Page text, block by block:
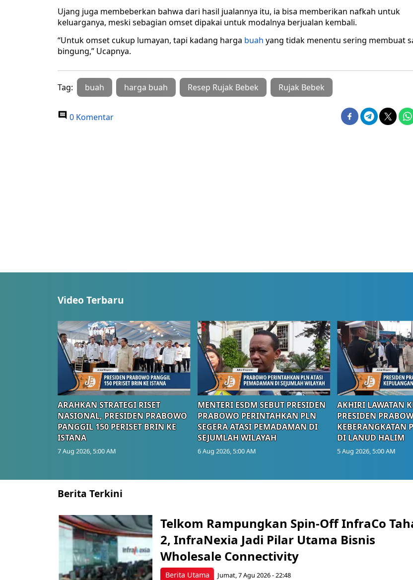
Ujang juga membeberkan bahwa dari hasil jualannya itu, ia bisa memberikan nafkah untuk
keluarganya, meski sebagian omset dipakai untuk modalnya berjualan kembali.
“Untuk omset cukup lumayan, tapi kadang harga buah yang tidak menentu sering membuat
bingung,” Ucapnya.
Tag: buah harga buah Resep Rujak Bebek Rujak Bebek
0 Komentar
Video Terbaru
ARAHKAN STRATEGI RISET
NASIONAL, PRESIDEN PRABOWO
PANGGIL 150 PERISET BRIN KE
ISTANA
7 Aug 2026, 5:00 AM
MENTERI ESDM SEBUT PRESIDEN
PRABOWO PERINTAHKAN PLN
SEGERA ATASI PEMADAMAN DI
SEJUMLAH WILAYAH
6 Aug 2026, 5:00 AM
AKHIRI LAWATAN
PRESIDEN
KEBERANGKATAN
DI LANUD HALIM
5 Aug 2026, 5:00 AM
Berita Terkini
Berita Utama
Telkom Rampungkan Spin-Off InfraCo
2, InfraNexia Jadi Pilar Utama Bisnis
Wholesale Connectivity
Jumat, 7 Agu 2026 - 22:48